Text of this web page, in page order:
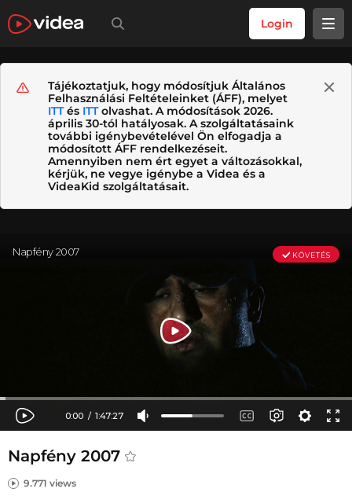
Login
Tájékoztatjuk, hogy módosítjuk Általános
Felhasználási Feltételeinket (ÁFF), melyet
ITTés ITTolvashat. A módosítások 2026.
április 30-tól hatályosak. A szolgáltatásaink
további igénybevételével Ön elfogadja a
módosított ÁFF rendelkezéseit.
Amennyiben nem ért egyet a változásokkal,
kérjük, ne vegye igénybe a Videa és a
VideaKid szolgáltatásait.
Napfény 2007
9.771 views